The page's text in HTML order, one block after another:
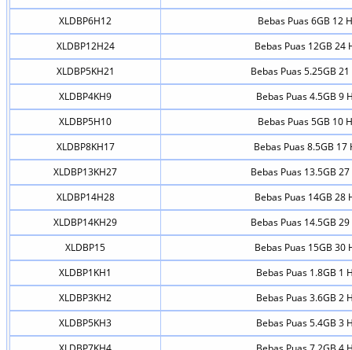
XLDBP6H12
Bebas Puas 6GB 12
XLDBP12H24
Bebas Puas 12GB 24
XLDBP5KH21
Bebas Puas 5.25GB
XLDBP4KH9
Bebas Puas 4.5GB 9
XLDBP5H10
Bebas Puas 5GB 10
XLDBP8KH17
Bebas Puas 8.5GB 17
XLDBP13KH27
Bebas Puas 13.5GB
XLDBP14H28
Bebas Puas 14GB 28
XLDBP14KH29
Bebas Puas 14.5GB
XLDBP15
Bebas Puas 15GB 30
XLDBP1KH1
Bebas Puas 1.8GB 1
XLDBP3KH2
Bebas Puas 3.6GB 2
XLDBP5KH3
Bebas Puas 5.4GB 3